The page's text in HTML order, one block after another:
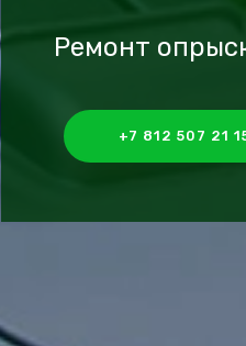
Ремонт
+7 812 507 21